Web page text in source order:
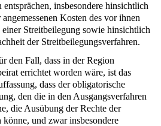
entsprächen, insbesondere hinsichtlich
Kosten des vor ihnen
einer Streitbeilegung sowie hinsichtlich
der Streitbeilegungsverfahren.
den Fall, dass in der Region
errichtet worden wäre, ist das
dass der obligatorische
den die in den Ausgangsverfahren
die Ausübung der Rechte der
und zwar insbesondere